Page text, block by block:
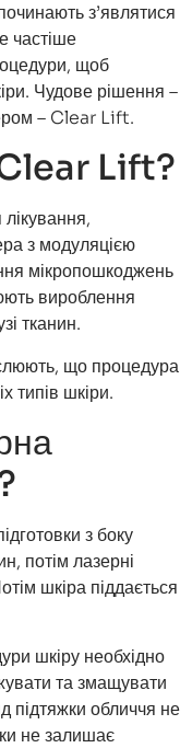
з’являтися
частіше
щоб
Чудове рішення –
– Clear Lift.
Lift?
з модуляцією
мікропошкоджень
вироблення
тканин.
що процедура
типів шкіри.
з боку
потім лазерні
шкіра піддається
шкіру необхідно
та змащувати
підтяжки обличчя не
не залишає